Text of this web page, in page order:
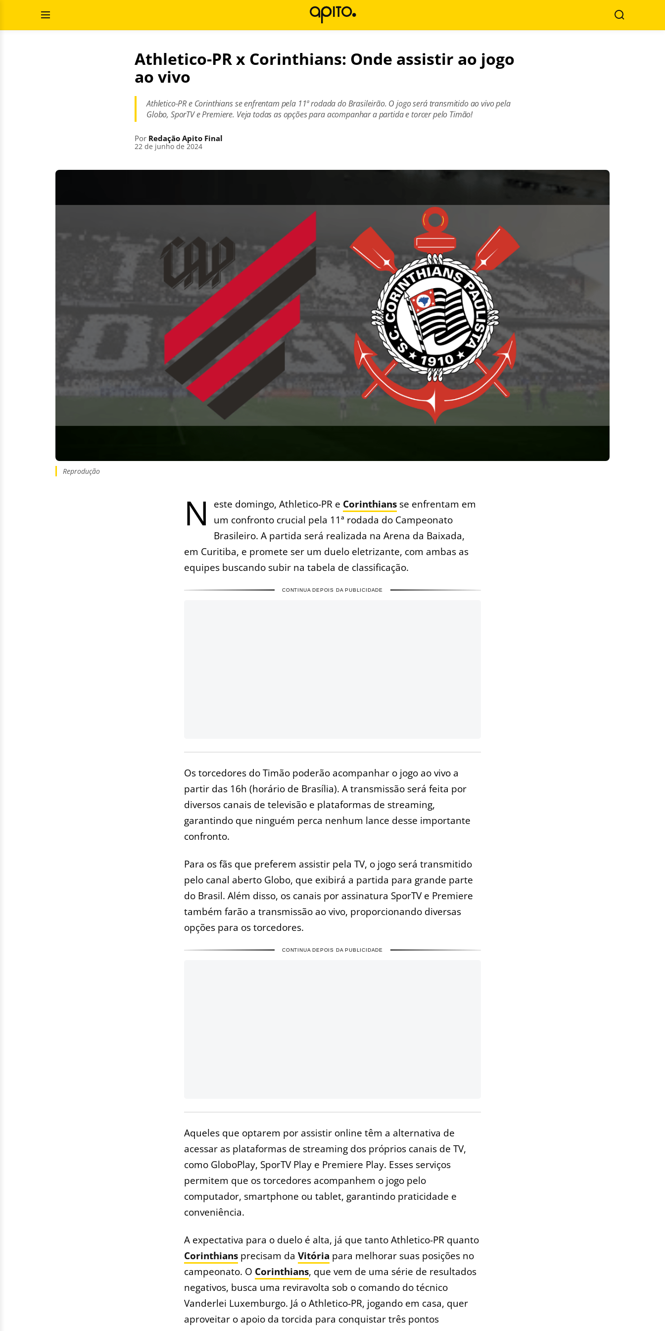
conteúdo
Abrir
Menu
Buscar
Athletico-PR x Corinthians: Onde assistir ao jogo
ao vivo
Athletico-PR e Corinthians se enfrentam pela 11ª rodada do Brasileirão. O jogo será transmitido ao vivo pela
Globo, SporTV e Premiere. Veja todas as opções para acompanhar a partida e torcer pelo Timão!
Por Redação Apito Final
22 de junho de 2024
Reprodução
N este domingo, Athletico-PR e Corinthians se enfrentam em
um confronto crucial pela 11ª rodada do Campeonato
Brasileiro. A partida será realizada na Arena da Baixada,
em Curitiba, e promete ser um duelo eletrizante, com ambas as
equipes buscando subir na tabela de classificação.
CONTINUA DEPOIS DA PUBLICIDADE
Os torcedores do Timão poderão acompanhar o jogo ao vivo a
partir das 16h (horário de Brasília). A transmissão será feita por
diversos canais de televisão e plataformas de streaming,
garantindo que ninguém perca nenhum lance desse importante
confronto.
Para os fãs que preferem assistir pela TV, o jogo será transmitido
pelo canal aberto Globo, que exibirá a partida para grande parte
do Brasil. Além disso, os canais por assinatura SporTV e Premiere
também farão a transmissão ao vivo, proporcionando diversas
opções para os torcedores.
CONTINUA DEPOIS DA PUBLICIDADE
Aqueles que optarem por assistir online têm a alternativa de
acessar as plataformas de streaming dos próprios canais de TV,
como GloboPlay, SporTV Play e Premiere Play. Esses serviços
permitem que os torcedores acompanhem o jogo pelo
computador, smartphone ou tablet, garantindo praticidade e
conveniência.
A expectativa para o duelo é alta, já que tanto Athletico-PR quanto
Corinthians precisam da Vitória para melhorar suas posições no
campeonato. O Corinthians, que vem de uma série de resultados
negativos, busca uma reviravolta sob o comando do técnico
Vanderlei Luxemburgo. Já o Athletico-PR, jogando em casa, quer
aproveitar o apoio da torcida para conquistar três pontos